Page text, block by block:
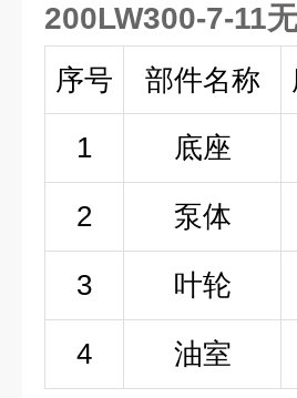
200LW300-7-11
序号 部件名称
1 底座
2 泵体
3 叶轮
4 油室